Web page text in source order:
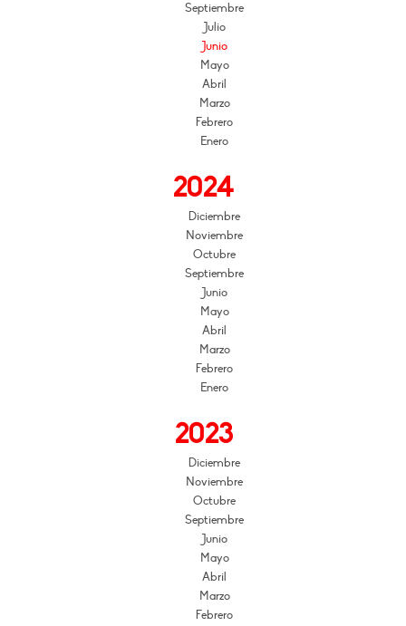
Septiembre
Julio
Junio
Mayo
Abril
Marzo
Febrero
Enero
2024
Diciembre
Noviembre
Octubre
Septiembre
Junio
Mayo
Abril
Marzo
Febrero
Enero
2023
Diciembre
Noviembre
Octubre
Septiembre
Junio
Mayo
Abril
Marzo
Febrero